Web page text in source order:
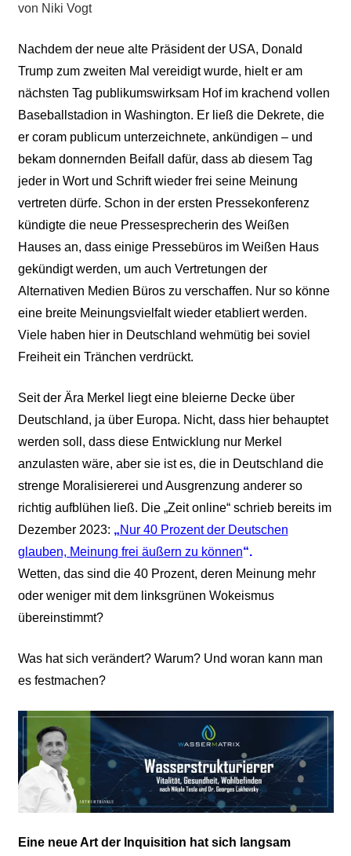
von Niki Vogt
Nachdem der neue alte Präsident der USA, Donald
Trump zum zweiten Mal vereidigt wurde, hielt er am
nächsten Tag publikumswirksam Hof im krachend vollen
Baseballstadion in Washington. Er ließ die Dekrete, die
er coram publicum unterzeichnete, ankündigen – und
bekam donnernden Beifall dafür, dass ab diesem Tag
jeder in Wort und Schrift wieder frei seine Meinung
vertreten dürfe. Schon in der ersten Pressekonferenz
kündigte die neue Pressesprecherin des Weißen
Hauses an, dass einige Pressebüros im Weißen Haus
gekündigt werden, um auch Vertretungen der
Alternativen Medien Büros zu verschaffen. Nur so könne
eine breite Meinungsvielfalt wieder etabliert werden.
Viele haben hier in Deutschland wehmütig bei soviel
Freiheit ein Tränchen verdrückt.
Seit der Ära Merkel liegt eine bleierne Decke über
Deutschland, ja über Europa. Nicht, dass hier behauptet
werden soll, dass diese Entwicklung nur Merkel
anzulasten wäre, aber sie ist es, die in Deutschland die
strenge Moralisiererei und Ausgrenzung anderer so
richtig aufblühen ließ. Die „Zeit online“ schrieb bereits im
Dezember 2023: „Nur 40 Prozent der Deutschen
glauben, Meinung frei äußern zu können“.
Wetten, das sind die 40 Prozent, deren Meinung mehr
oder weniger mit dem linksgrünen Wokeismus
übereinstimmt?
Was hat sich verändert? Warum? Und woran kann man
es festmachen?
Eine neue Art der Inquisition hat sich langsam